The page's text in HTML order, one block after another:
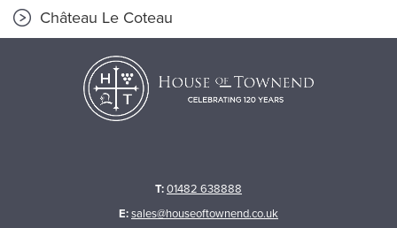
Château Le Coteau
T:01482 638888
E:sales@houseoftownend.co.uk